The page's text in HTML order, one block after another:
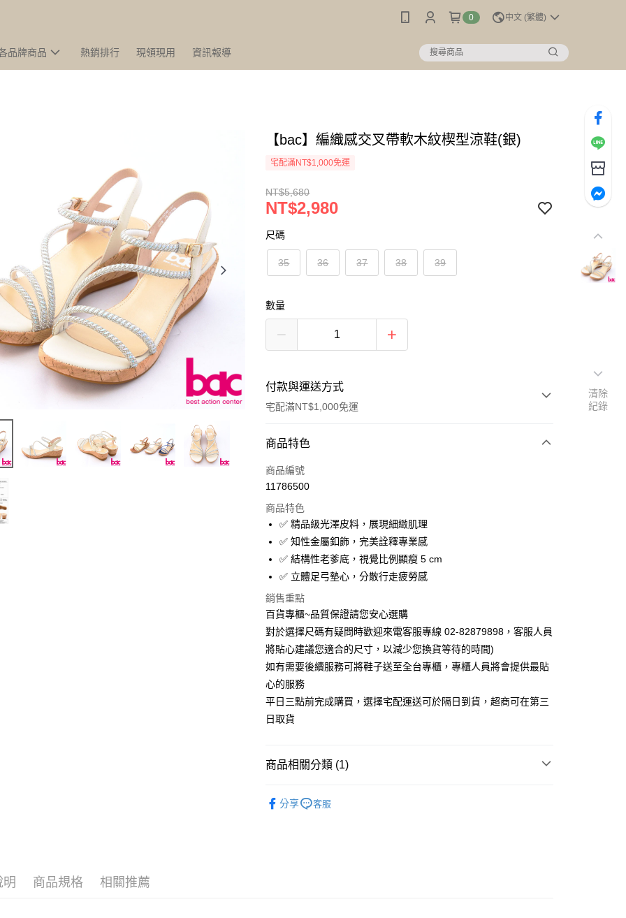
0 中文 (繁體)
品牌商品 熱銷排行 現領現用 資訊報導
【bac】編織感交叉帶軟木紋楔型涼鞋(銀)
宅配滿NT$1,000免運
NT$5,680
NT$2,980
尺碼
35 36 37 38 39
數量
付款與運送方式
宅配滿NT$1,000免運
付款方式
信用卡一次付款
Apple Pay
街口支付
運送方式
宅配
每筆NT$90，滿NT$1,000(含以上)免運費
商品特色
商品編號
11786500
商品特色
✅ 精品級光澤皮料，展現細緻肌理
✅ 知性金屬釦飾，完美詮釋專業感
✅ 結構性老爹底，視覺比例顯瘦 5 cm
✅ 立體足弓墊心，分散行走疲勞感
銷售重點
百貨專櫃~品質保證請您安心選購
對於選擇尺碼有疑問時歡迎來電客服專線 02-82879898，客服人員
將貼心建議您適合的尺寸，以減少您換貨等待的時間)
如有需要後續服務可將鞋子送至全台專櫃，專櫃人員將會提供最貼
心的服務
平日三點前完成購買，選擇宅配運送可於隔日到貨，超商可在第三
日取貨
商品相關分類 (1)
分享
客服
明 商品規格 相關推薦
清除
紀錄